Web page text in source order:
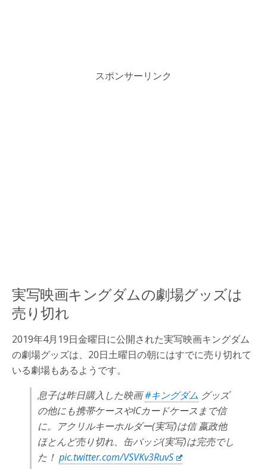
スポンサーリンク
実写映画キングダムの劇場グッズは
売り切れ
2019年4月19日金曜日に公開された実写映画キングダム
の劇場グッズは、20日土曜日の朝にはすでに売り切れて
いる劇場もあるようです。
息子は昨日購入した映画#キングダム グッズ
の他にも携帯ケースやICカードケースまで信
に。アクリルキーホルダー(実写)は信 嬴政他
ほとんど売り切れ、缶バッジ(実写)は完売でし
た！ pic.twitter.com/VSVKv3RuvS